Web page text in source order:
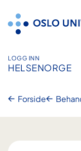
innhold
LOGG INN
HELSENORGE
Forside